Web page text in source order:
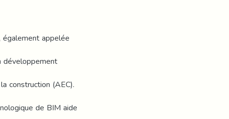
appelée
construction (AEC).
de BIM aide